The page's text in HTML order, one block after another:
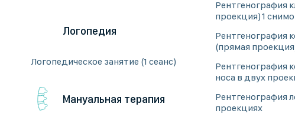
Логопедия
Логопедическое занятие (1 сеанс)
Мануальная терапия
Рентгенография
проекция)1
Рентгенография
(прямая
Рентгенография
носа в двух
Рентгенография
проекциях